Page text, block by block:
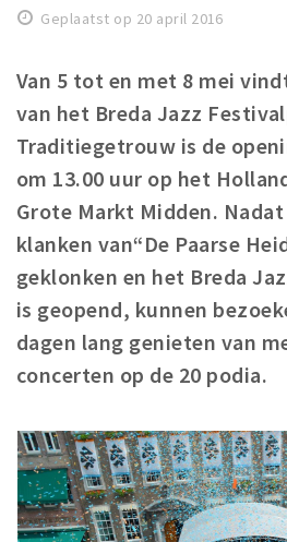
New in town? Check FAQ!
WONEN
Woonruimte
Inschrijven gemeente
Zorgverzekering
Huisarts en eerste hulp
Q&A
KORTING
Breda Student Shop
Draai aan het rad!
VRIJE TIJD
Sport
Nieuws
Geplaatst op 20 april 2016
Van 5 tot en met 8 mei
van het Breda Jazz
Traditiegetrouw is de
om 13.00 uur op het
Grote Markt Midden.
klanken van“De Paarse
geklonken en het Breda
is geopend, kunnen
dagen lang genieten van
concerten op de 20 podia.